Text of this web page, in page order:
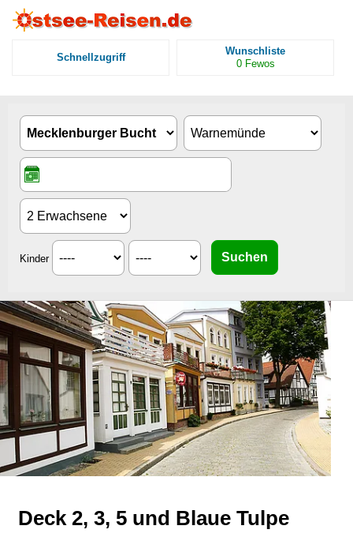
Schnellzugriff
Wunschliste
0 Fewos
Kinder
Deck 2, 3, 5 und Blaue Tulpe